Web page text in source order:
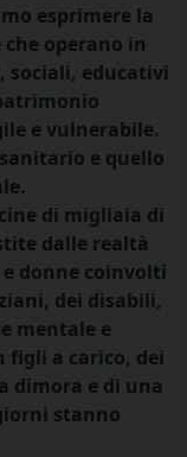
esprimere la
operano in
sociali, educativi
e vulnerabile.
e quello
di migliaia di
dalle realtà
donne coinvolti
dei disabili,
mentale e
figli a carico, dei
dimora e di una
stanno